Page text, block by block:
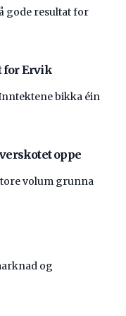
gode resultat for
for Ervik
bikka éin
oppe
volum grunna
og